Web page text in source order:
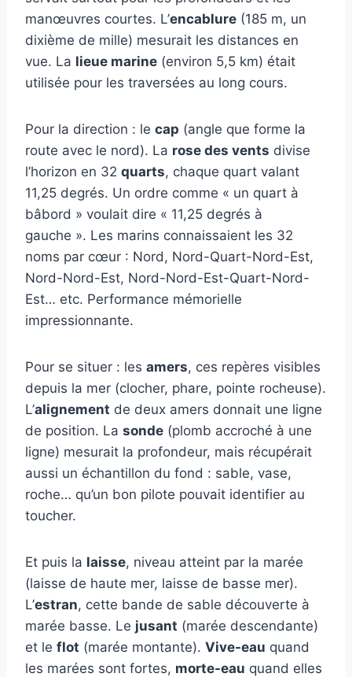
manœuvres courtes. L’encablure (185 m, un
dixième de mille) mesurait les distances en
vue. La lieue marine (environ 5,5 km) était
utilisée pour les traversées au long cours.
Pour la direction : le cap (angle que forme la
route avec le nord). La rose des vents divise
l’horizon en 32 quarts, chaque quart valant
11,25 degrés. Un ordre comme « un quart à
bâbord » voulait dire « 11,25 degrés à
gauche ». Les marins connaissaient les 32
noms par cœur : Nord, Nord-Quart-Nord-Est,
Nord-Nord-Est, Nord-Nord-Est-Quart-Nord-
Est… etc. Performance mémorielle
impressionnante.
Pour se situer : les amers, ces repères visibles
depuis la mer (clocher, phare, pointe rocheuse).
L’alignement de deux amers donnait une ligne
de position. La sonde (plomb accroché à une
ligne) mesurait la profondeur, mais récupérait
aussi un échantillon du fond : sable, vase,
roche… qu’un bon pilote pouvait identifier au
toucher.
Et puis la laisse, niveau atteint par la marée
(laisse de haute mer, laisse de basse mer).
L’estran, cette bande de sable découverte à
marée basse. Le jusant (marée descendante)
et le flot (marée montante). Vive-eau quand
les marées sont fortes, morte-eau quand elles